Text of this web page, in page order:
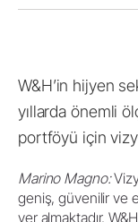
W&H’in hijyen
yıllarda önemli
portföyü için
Marino Magno:
geniş, güvenilir ve
yer almaktadır.